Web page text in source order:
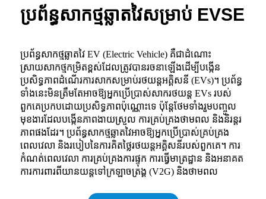
ប្រព័ន្ធសាកថ្មឆ្លាតវៃសម្រាប់ EVSE
ប្រព័ន្ធសាកថ្មឆ្លាតវៃ EV (Electric Vehicle) គឺជាដំណោះ
ស្រាយសាកថ្មកម្រិតខ្ពស់ដែលត្រូវបានរចនាឡើងដើម្បីបង្កើន
ប្រសិទ្ធភាពដំណើរការសាកសម្រាប់រថយន្តអគ្គិសនី (EVs)។ ប្រព័ន្ធ
ទាំងនេះមិនត្រឹមតែអាចឱ្យអ្នកប្រើប្រាស់សាករថយន្ត EVs របស់
ពួកគេប្រកបដោយប្រសិទ្ធភាពប៉ុណ្ណោះទេ ប៉ុន្តែថែមទាំងរួមបញ្ចូល
មុខងារដែលបង្កើនភាពងាយស្រួល ការគ្រប់គ្រងថាមពល និងនិរន្តរ
ភាពផងដែរ។ ប្រព័ន្ធសាកថ្មឆ្លាតវៃអាចឱ្យអ្នកប្រើប្រាស់គ្រប់គ្រង
ពេលវេលា និងរបៀបនៃការគិតថ្លៃរថយន្តអគ្គិសនីរបស់ពួកគេ។ ការ
កំណត់ពេលវេលា ការគ្រប់គ្រងការផ្ទុក ការធ្វើមាត្រដ្ឋាន និងអនាគត
ការការពារពីយានយន្តទៅក្រឡាចត្រង្គ (V2G) និងថាមពល